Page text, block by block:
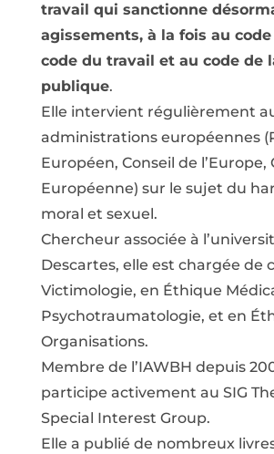
travail qui sanctionne
agissements, à la fois au
code du travail et au code de
publique.
Elle intervient régulièrement
administrations européennes
Européen, Conseil de l’Europe,
Européenne) sur le sujet du
moral et sexuel.
Chercheur associée à
Descartes, elle est chargée de
Victimologie, en Éthique
Psychotraumatologie, et en
Organisations.
Membre de l’IAWBH depuis
participe activement au SIG
Special Interest Group.
Elle a publié de nombreux